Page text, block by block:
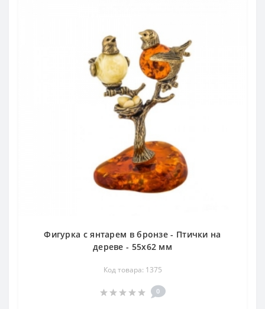
Фигурка с янтарем в бронзе - Птички на
дереве - 55х62 мм
Код товара: 1375
0